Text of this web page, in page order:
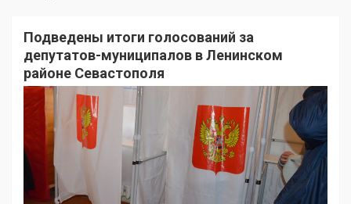
Подведены итоги голосований за
депутатов-муниципалов в Ленинском
районе Севастополя